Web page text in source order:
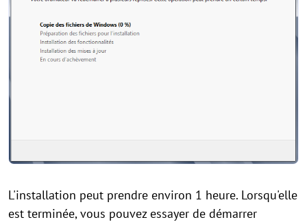
L'installation peut prendre environ 1 heure. Lorsqu'elle
est terminée, vous pouvez essayer de démarrer